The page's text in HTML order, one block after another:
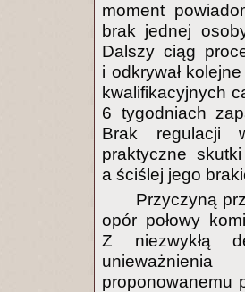
moment
brak jednej
Dalszy ciąg
i odkrywał
kwalifikacyjnych
6 tygodniach
Brak regulacji
praktyczne
a ściślej jego
Przyczyną
opór połowy
Z niezwykłą
proponowanemu